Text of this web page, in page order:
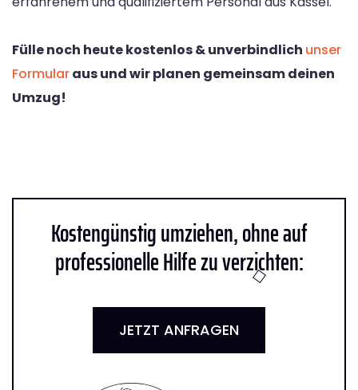
Fülle noch heute kostenlos & unverbindlich unser
Formularaus und wir planen gemeinsam deinen
Umzug!
Kostengünstig umziehen, ohne auf
professionelle Hilfe zu verzichten:
JETZT ANFRAGEN